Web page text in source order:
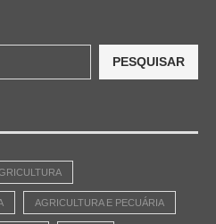
PESQUISAR
AGRICULTURA E PECUÁRIA